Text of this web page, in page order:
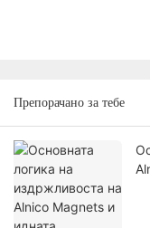
Препорачано за тебе